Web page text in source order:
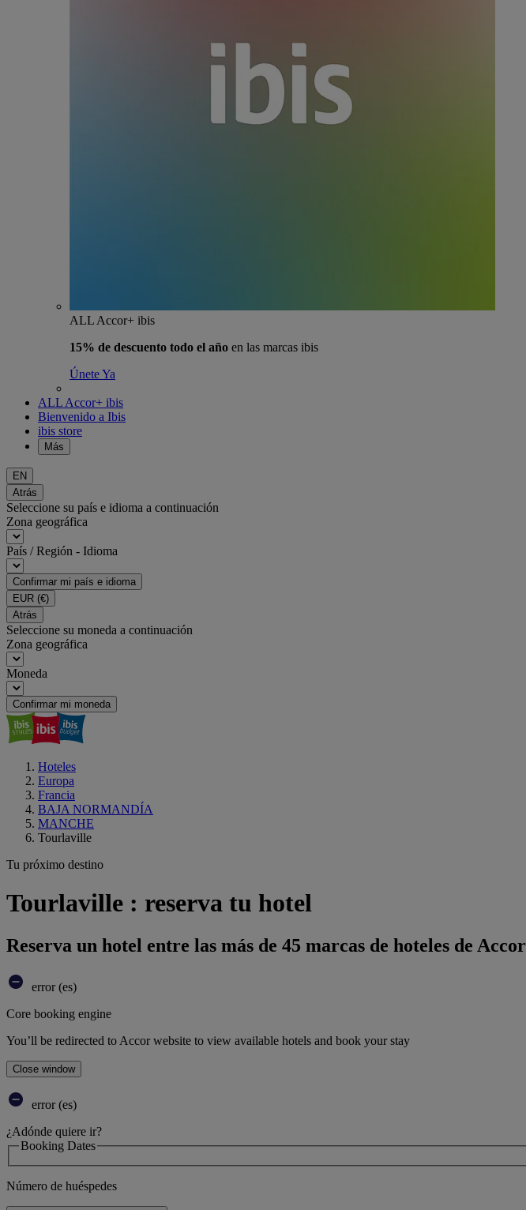
ALL Accor+ ibis
15% de descuento todo el año en las marcas ibis
Únete Ya
ALL Accor+ ibis
Bienvenido a Ibis
ibis store
Más
EN
Atrás
Seleccione su país e idioma a continuación
Zona geográfica
País / Región - Idioma
Confirmar mi país e idioma
EUR (€)
Atrás
Seleccione su moneda a continuación
Zona geográfica
Moneda
Confirmar mi moneda
Hoteles
Europa
Francia
BAJA NORMANDÍA
MANCHE
Tourlaville
Tu próximo destino
Tourlaville : reserva tu hotel
Reserva un hotel entre las más de 45 marcas de hoteles de Accor
error (es)
Core booking engine
You’ll be redirected to Accor website to view available hotels and book your stay
Close window
error (es)
¿Adónde quiere ir?
Booking Dates
Número de huéspedes